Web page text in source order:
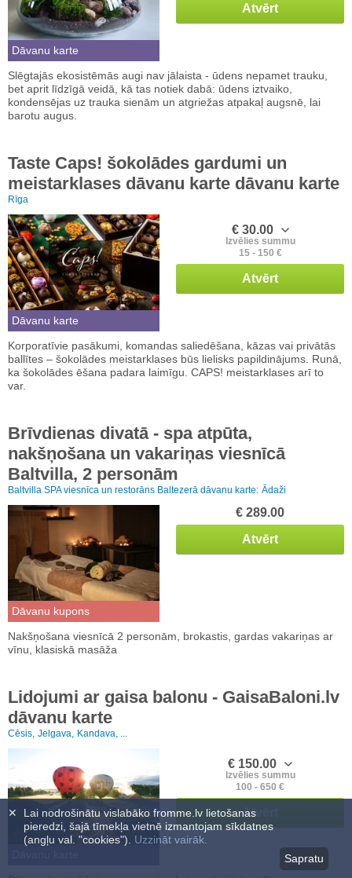
Dāvanu karte
Atvērt
Slēgtajās ekosistēmās augi nav jālaista - ūdens nepamet trauku,
bet aprit līdzīgā veidā, kā tas notiek dabā: ūdens iztvaiko,
kondensējas uz trauka sienām un atgriežas atpakaļ augsnē, lai
barotu augus.
Taste Caps! šokolādes gardumi un
meistarklases dāvanu karte dāvanu karte
Rīga
Dāvanu karte
€ 30.00
Izvēlies summu
15 - 150 €
Atvērt
Korporatīvie pasākumi, komandas saliedēšana, kāzas vai privātās
ballītes – šokolādes meistarklases būs lielisks papildinājums. Runā,
ka šokolādes ēšana padara laimīgu. CAPS! meistarklases arī to
var.
Brīvdienas divatā - spa atpūta,
nakšņošana un vakariņas viesnīcā
Baltvilla, 2 personām
Baltvilla SPA viesnīca un restorāns Baltezerā dāvanu karte: Ādaži
Dāvanu kupons
€ 289.00
Atvērt
Nakšņošana viesnīcā 2 personām, brokastis, gardas vakariņas ar
vīnu, klasiskā masāža
Lidojumi ar gaisa balonu - GaisaBaloni.lv
dāvanu karte
Cēsis, Jelgava, Kandava, ...
€ 150.00
Izvēlies summu
100 - 650 €
Atvērt
Lai nodrošinātu vislabāko fromme.lv lietošanas
pieredzi, šajā tīmekļa vietnē izmantojam sīkdatnes
(angļu val. "cookies"). Uzzināt vairāk.
Sapratu
✕